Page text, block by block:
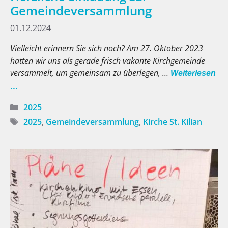
Gemeindeversammlung
01.12.2024
Vielleicht erinnern Sie sich noch? Am 27. Oktober 2023
hatten wir uns als gerade frisch vakante Kirchgemeinde
versammelt, um gemeinsam zu überlegen, … Weiterlesen
…
Kategorien
2025
Schlagwörter
2025, Gemeindeversammlung, Kirche St. Kilian